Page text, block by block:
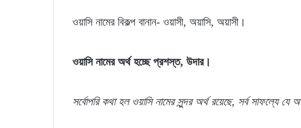
ওয়াসি নামের বিকল্প বানান- ওয়াসী, অয়াসি, অয়াসী।
ওয়াসি নামের অর্থ হচ্ছে প্রশস্ত, উদার।
সর্বোপরি কথা হল ওয়াসি নামের সুন্দর অর্থ রয়েছে, সর্ব সাফল্যে যে